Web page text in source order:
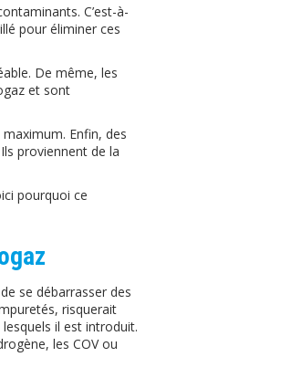
C’est-à-
pour éliminer ces
De même, les
et sont
Enfin, des
proviennent de la
pourquoi ce
se débarrasser des
risquerait
il est introduit.
les COV ou